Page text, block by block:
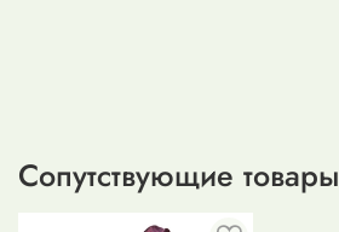
Сопутствующие товары